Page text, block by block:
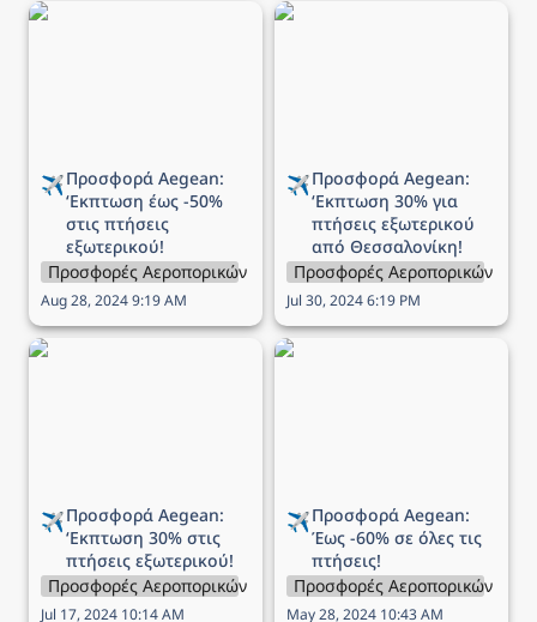
Προσφορά Aegean:
✈️Προσφορά Aegean:
‘Εκπτωση έως -50%
στις πτήσεις
εξωτερικού!
Προσφορές Αεροπορικών Εταιρειών
Aug 28, 2024 9:19 AM
Προσφορά Aegean:
✈️Προσφορά Aegean:
‘Εκπτωση 30% για
πτήσεις εξωτερικού
από Θεσσαλονίκη!
Προσφορές Αεροπορικών
Jul 30, 2024 6:19 PM
Προσφορά Aegean:
✈️Προσφορά Aegean:
‘Εκπτωση 30% στις
πτήσεις εξωτερικού!
Προσφορές Αεροπορικών Εταιρειών
Jul 17, 2024 10:14 AM
Προσφορά Aegean: Έως
✈️Προσφορά Aegean:
Έως -60% σε όλες τις
πτήσεις!
Προσφορές Αεροπορικών
May 28, 2024 10:43 AM